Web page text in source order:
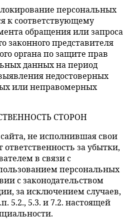
персональных
к соответствующему
обращения или запроса
законного представителя
органа по защите прав
данных на период
недостоверных
или неправомерных
СТОРОН
не исполнившая свои
ответственность за убытки,
в связи с
персональных
с законодательством
за исключением случаев,
5.2., 5.3. и 7.2. настоящей